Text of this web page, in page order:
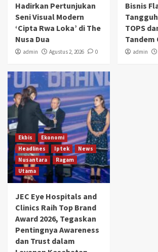
Hadirkan Pertunjukan
Seni Visual Modern
‘Cipta Rwa Loka’ di The
Nusa Dua
admin Agustus 2, 2026 0
Bisnis
TOPS
Tandem
admin
Ekbis
Ekonomi
Headlines
Iptek
News
Nusantara
Ragam
Utama
JEC Eye Hospitals and
Clinics Raih Top Brand
Award 2026, Tegaskan
Pentingnya Awareness
dan Trust dalam